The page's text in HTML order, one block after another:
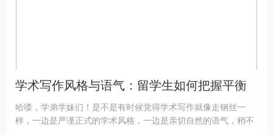
学术写作风格与语气：留学生如何把握平衡
哈喽，学弟学妹们！是不是有时候觉得学术写作就像走钢丝一
样，一边是严谨正式的学术风格，一边是亲切自然的语气，稍不